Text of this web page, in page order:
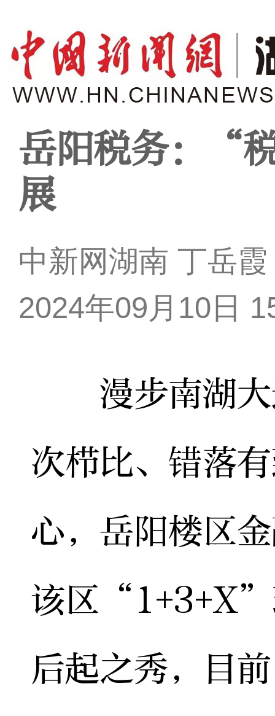
岳阳税务：“
展
中新网湖南 丁岳
2024年09月10日
漫步南湖大
次栉比、错落
心，岳阳楼区
该区“1+3+X”
后起之秀，目